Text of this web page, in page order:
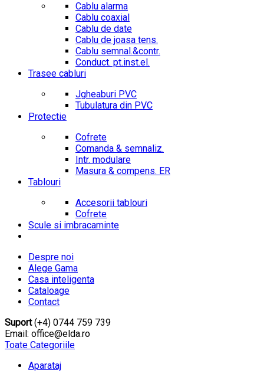
Cablu alarma
Cablu coaxial
Cablu de date
Cablu de joasa tens.
Cablu semnal.&contr.
Conduct. pt.inst.el.
Trasee cabluri
Jgheaburi PVC
Tubulatura din PVC
Protectie
Cofrete
Comanda & semnaliz.
Intr. modulare
Masura & compens. ER
Tablouri
Accesorii tablouri
Cofrete
Scule si imbracaminte
Despre noi
Alege Gama
Casa inteligenta
Cataloage
Contact
Suport(+4) 0744 759 739
Email: office@elda.ro
Toate Categoriile
Aparataj